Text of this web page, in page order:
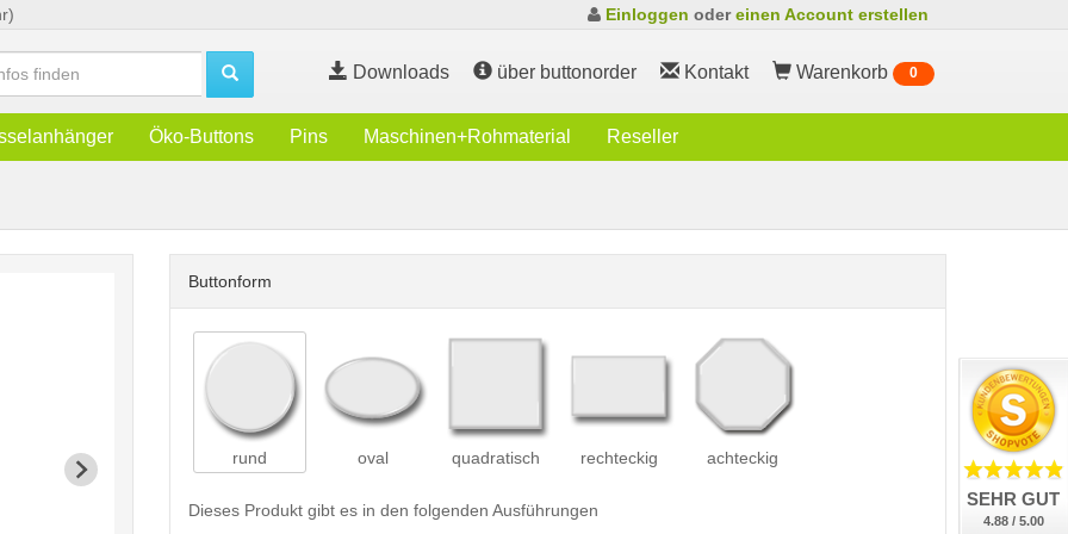
Einloggen odereinen Account erstellen
Downloads über buttonorder Kontakt Warenkorb 0
Öko-Buttons Pins Maschinen+Rohmaterial Reseller
Buttonform
rund oval quadratisch rechteckig achteckig
Dieses Produkt gibt es in den folgenden Ausführungen
SEHR GUT
4.88 / 5.00